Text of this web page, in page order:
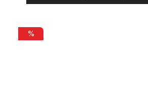
Double Sacoche vélo route pneu sac
%